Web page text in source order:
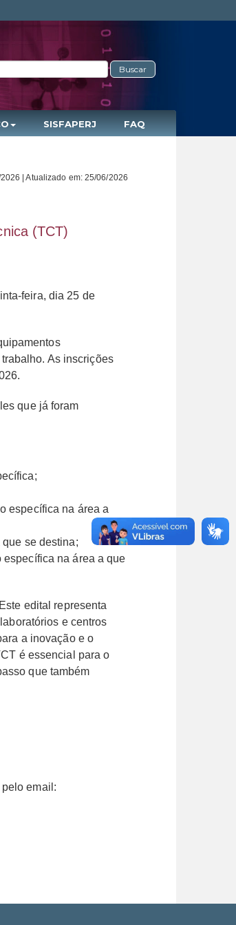
Buscar
SISFAPERJ FAQ
| Atualizado em: 25/06/2026
(TCT)
feira, dia 25 de
As inscrições
que já foram
específica na área a
se destina;
na área a que
edital representa
e centros
a inovação e o
é essencial para o
que também
email: